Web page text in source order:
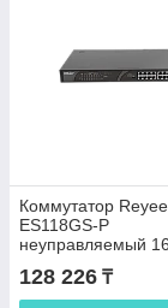
Коммутатор
ES118GS-P
неуправляемый
2 SFP Uplink PoE
128 226 ₸